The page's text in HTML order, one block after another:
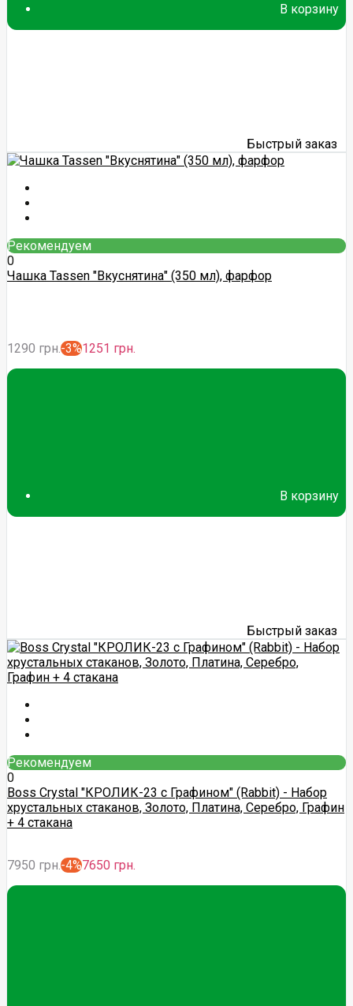
В корзину
Быстрый заказ
Рекомендуем
0
Чашка Tassen "Вкуснятина" (350 мл), фарфор
1290 грн. -3%1251 грн.
В корзину
Быстрый заказ
Рекомендуем
0
Boss Crystal "КРОЛИК-23 с Графином" (Rabbit) - Набор
хрустальных стаканов, Золото, Платина, Серебро, Графин
+ 4 стакана
7950 грн. -4%7650 грн.